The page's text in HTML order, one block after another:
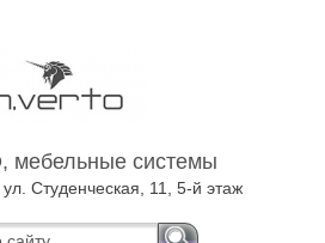
мебельные системы
ул. Студенческая, 11, 5-й этаж